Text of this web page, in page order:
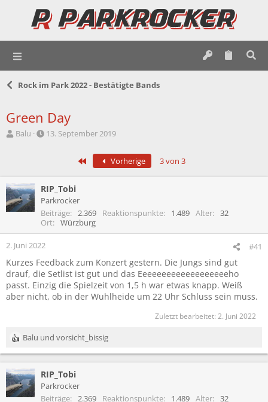
Rock im Park 2022 - Bestätigte Bands
Green Day
E
l
l
e
Balu
E
l
l
a
13. September 2019
Erste Vorherige 3 von 3
RIP_Tobi
Parkrocker
Beiträge
2.369 Reaktionspunkte 1.489 Alter
32
Ort
Würzburg
2. Juni 2022 #41
Kurzes Feedback zum Konzert gestern. Die Jungs sind gut
drauf, die Setlist ist gut und das Eeeeeeeeeeeeeeeeeeeho
passt. Einzig die Spielzeit von 1,5 h war etwas knapp. Weiß
aber nicht, ob in der Wuhlheide um 22 Uhr Schluss sein muss.
Zuletzt bearbeitet: 2. Juni 2022
R
e
k
t
i
Balu und vorsicht_bissig
RIP_Tobi
Parkrocker
Beiträge
2.369 Reaktionspunkte 1.489 Alter
32